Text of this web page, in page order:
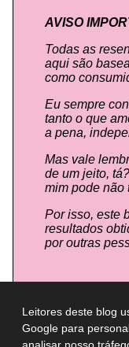
Leitores deste blog
Google para
AVISO
Todas as
aqui são
como
Eu sempre
tanto o que
a pena,
Mas vale
de um jeito,
mim pode não
Por isso, este
resultados
por outras